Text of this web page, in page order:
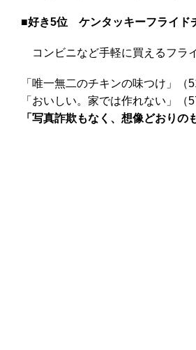
■好き5位 ケンタッキーフライド
コンビニなど手軽に買えるフラ
「唯一無二のチキンの味つけ」（
「おいしい。家では作れない」（
「写真詐欺もなく、想像どおりの